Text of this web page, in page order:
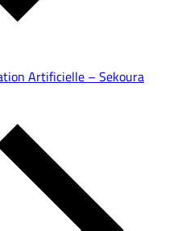
Artificielle – Sekoura